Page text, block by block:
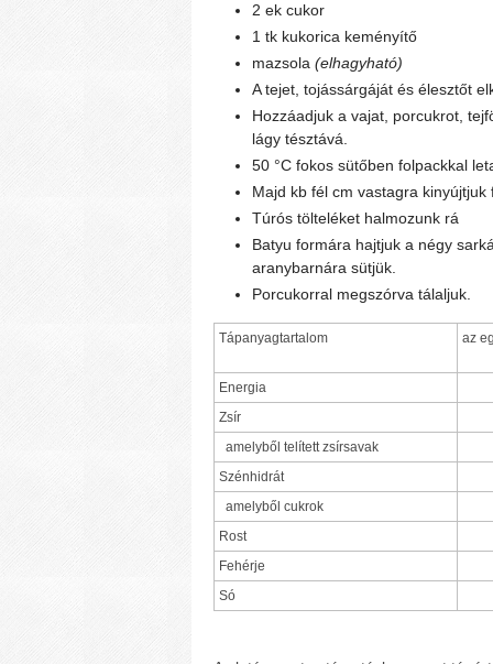
2 ek cukor
1 tk kukorica keményítő
mazsola (elhagyható)
A tejet, tojássárgáját és élesztőt
Hozzáadjuk a vajat, porcukrot,
lágy tésztává.
50 °C fokos sütőben folpackkal
Majd kb fél cm vastagra
Túrós tölteléket halmozunk rá
Batyu formára hajtjuk a négy
aranybarnára sütjük.
Porcukorral megszórva tálaljuk.
Tápanyagtartalom az
Energia
Zsír
amelyből telített zsírsavak
Szénhidrát
amelyből cukrok
Rost
Fehérje
Só